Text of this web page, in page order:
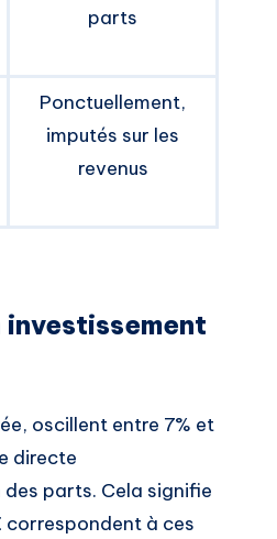
parts
Ponctuellement,
imputés sur les
revenus
oscillent entre 7% et
directe
des parts. Cela signifie
correspondent à ces